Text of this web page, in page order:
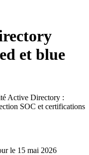
et blue
Active Directory :
SOC et certifications
le 15 mai 2026